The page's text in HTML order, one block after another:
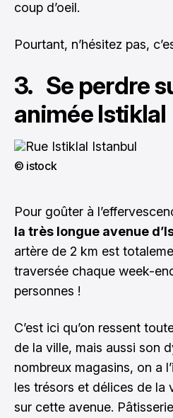
coup d’oeil.
Pourtant, n’hésitez pas,
3. Se perdre
animée Istiklal
© istock
Pour goûter à
la très longue avenue
artère de 2 km est
traversée chaque week-
personnes !
C’est ici qu’on ressent
de la ville, mais aussi son
nombreux magasins, on a
les trésors et délices de la
sur cette avenue.